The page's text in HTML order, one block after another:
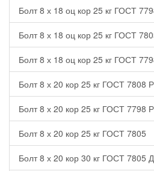
Болт 8 х 18 оц кор 25 кг ГОСТ
Болт 8 х 18 оц кор 25 кг ГОСТ
Болт 8 х 18 оц кор 25 кг ГОСТ
Болт 8 х 20 кор 25 кг ГОСТ 7808
Болт 8 х 20 кор 25 кг ГОСТ 7798
Болт 8 х 20 кор 25 кг ГОСТ 7805
Болт 8 х 20 кор 30 кг ГОСТ 7805